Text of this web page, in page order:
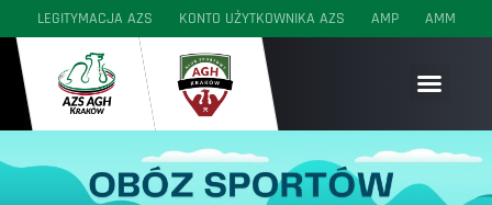
LEGITYMACJA AZS KONTO UŻYTKOWNIKA AZS AMP AMM